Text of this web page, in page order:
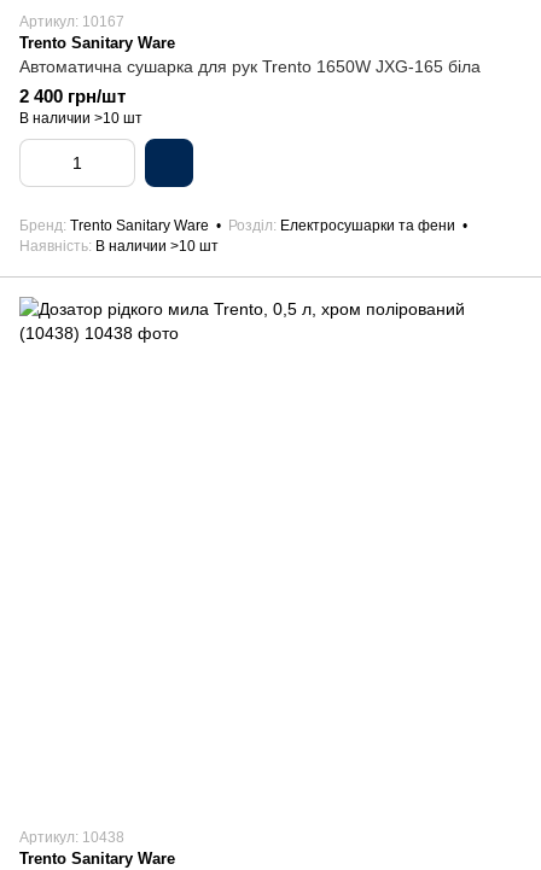
Артикул: 10167
Trento Sanitary Ware
Автоматична сушарка для рук Trento 1650W JXG-165 біла
2 400 грн/шт
В наличии >10 шт
Бренд Trento Sanitary Ware Розділ
Електросушарки та фени
Наявність В наличии >10 шт
Артикул: 10438
Trento Sanitary Ware